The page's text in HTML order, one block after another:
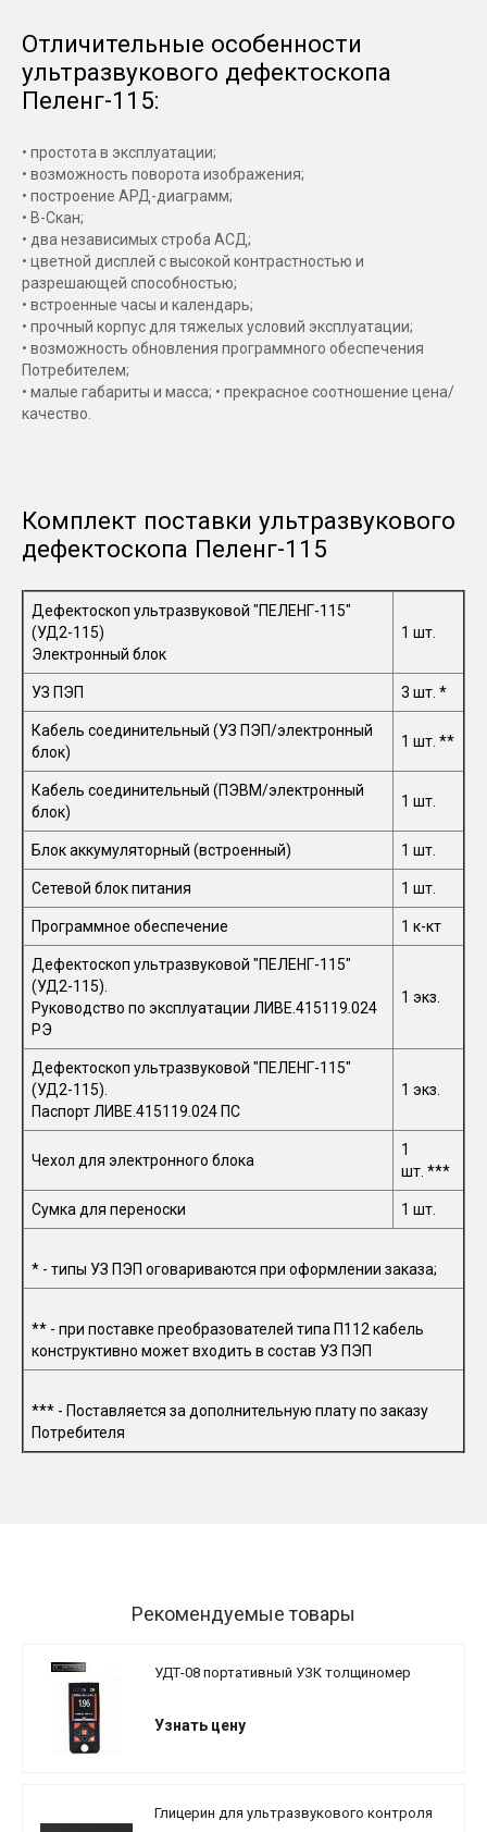
Отличительные особенности
ультразвукового дефектоскопа
Пеленг-115:
• простота в эксплуатации;
• возможность поворота изображения;
• построение АРД-диаграмм;
• В-Скан;
• два независимых строба АСД;
• цветной дисплей с высокой контрастностью и
разрешающей способностью;
• встроенные часы и календарь;
• прочный корпус для тяжелых условий эксплуатации;
• возможность обновления программного обеспечения
Потребителем;
• малые габариты и масса; • прекрасное соотношение цена/
качество.
Комплект поставки ультразвукового
дефектоскопа Пеленг-115
Дефектоскоп ультразвуковой "ПЕЛЕНГ-115"
(УД2-115)
Электронный блок
1 шт.
УЗ ПЭП 3 шт. *
Кабель соединительный (УЗ ПЭП/электронный
блок)
1 шт. **
Кабель соединительный (ПЭВМ/электронный
блок)
1 шт.
Блок аккумуляторный (встроенный) 1 шт.
Сетевой блок питания 1 шт.
Программное обеспечение 1 к-кт
Дефектоскоп ультразвуковой "ПЕЛЕНГ-115"
(УД2-115).
Руководство по эксплуатации ЛИВЕ.415119.024
РЭ
1 экз.
Дефектоскоп ультразвуковой "ПЕЛЕНГ-115"
(УД2-115).
Паспорт ЛИВЕ.415119.024 ПС
1 экз.
Чехол для электронного блока
1
шт. ***
Сумка для переноски 1 шт.
* - типы УЗ ПЭП оговариваются при оформлении заказа;
** - при поставке преобразователей типа П112 кабель
конструктивно может входить в состав УЗ ПЭП
*** - Поставляется за дополнительную плату по заказу
Потребителя
Рекомендуемые товары
УДТ-08 портативный УЗК толщиномер
Узнать цену
Глицерин для ультразвукового контроля